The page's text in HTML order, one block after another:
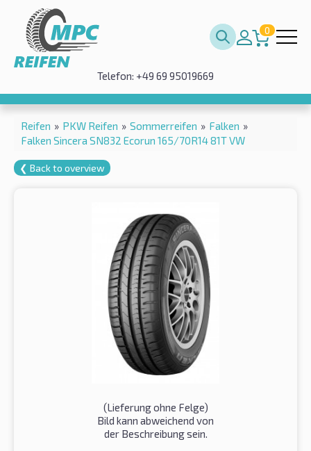
0
Telefon: +49 69 95019669
Reifen » PKW Reifen » Sommerreifen » Falken »
Falken Sincera SN832 Ecorun 165/70R14 81T VW
❮ Back to overview
(Lieferung ohne Felge)
Bild kann abweichend von
der Beschreibung sein.